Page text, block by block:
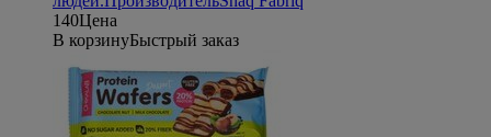
140Цена
В корзинуБыстрый заказ